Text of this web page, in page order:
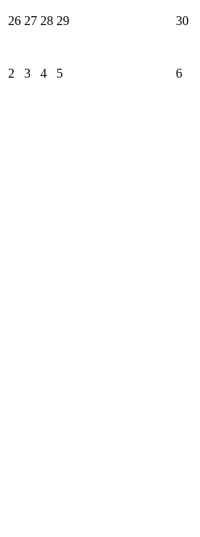
26 27 28 29 30
2 3 4 5 6